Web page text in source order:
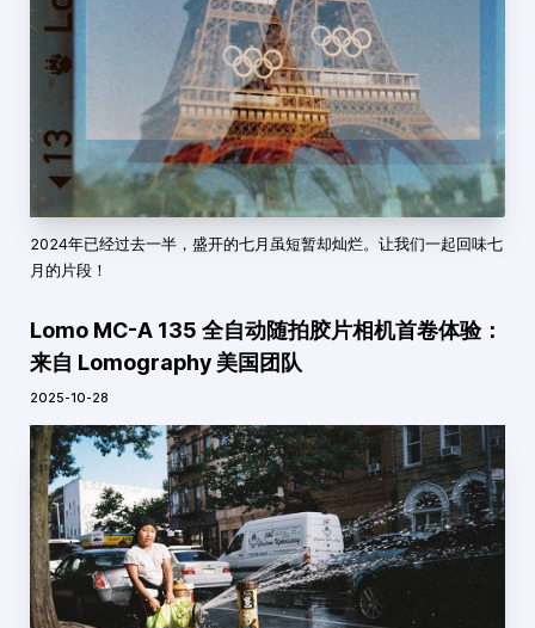
2024年已经过去一半，盛开的七月虽短暂却灿烂。让我们一起回味七
月的片段！
Lomo MC-A 135 全自动随拍胶片相机首卷体验：
来自 Lomography 美国团队
2025-10-28